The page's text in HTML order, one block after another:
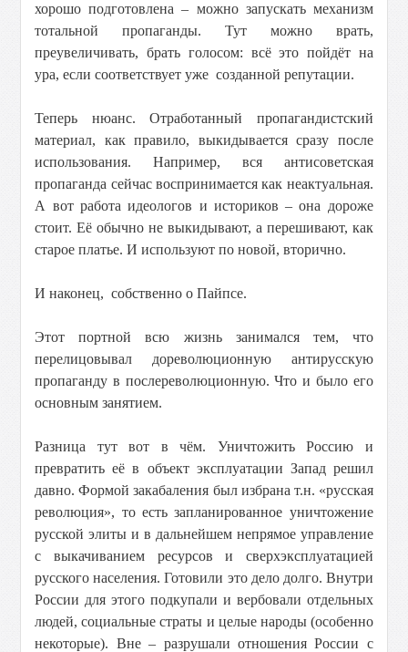
хорошо подготовлена – можно запускать механизм
тотальной пропаганды. Тут можно врать,
преувеличивать, брать голосом: всё это пойдёт на
ура, если соответствует уже созданной репутации.
Теперь нюанс. Отработанный пропагандистский
материал, как правило, выкидывается сразу после
использования. Например, вся антисоветская
пропаганда сейчас воспринимается как неактуальная.
А вот работа идеологов и историков – она дороже
стоит. Её обычно не выкидывают, а перешивают, как
старое платье. И используют по новой, вторично.
И наконец, собственно о Пайпсе.
Этот портной всю жизнь занимался тем, что
перелицовывал дореволюционную антирусскую
пропаганду в послереволюционную. Что и было его
основным занятием.
Разница тут вот в чём. Уничтожить Россию и
превратить её в объект эксплуатации Запад решил
давно. Формой закабаления был избрана т.н. «русская
революция», то есть запланированное уничтожение
русской элиты и в дальнейшем непрямое управление
с выкачиванием ресурсов и сверхэксплуатацией
русского населения. Готовили это дело долго. Внутри
России для этого подкупали и вербовали отдельных
людей, социальные страты и целые народы (особенно
некоторые). Вне – разрушали отношения России с